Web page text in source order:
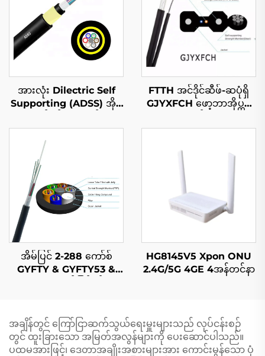
အားလုံး Dilectric Self
Supporting (ADSS) အိုပ္
FTTH အင်ဒိုင်ဆီဖ်-ဆပုံရှိ
GJYXFCH ဖော့ဘာအိုပ္တစ်
အိမ်ပြင် 2-288 ကော်စ်
GYFTY & GYFTY53 &
HG8145V5 Xpon ONU
2.4G/5G 4GE 4အန်တင်နာ
အချိန်တွင် ကြော်ငြာဆက်သွယ်ရေးမှူးများသည် လုပ်ငန်းစဉ်
တွင် ထူးခြားသော အမြတ်အလွန်များကို ပေးဆောင်ပါသည်။
ပထမအားဖြင့်၊ ဒေတာအချိုးအစားများအား ကောင်းမွန်သော ပုံ